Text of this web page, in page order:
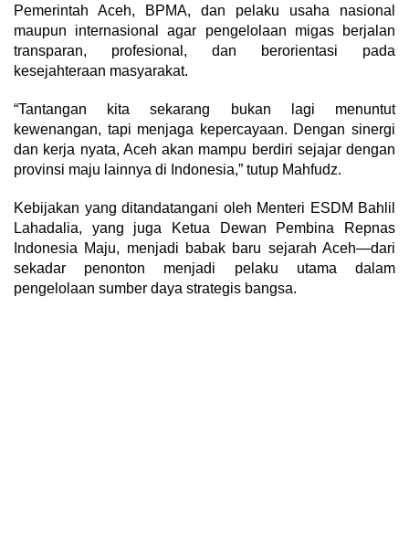
Pemerintah Aceh, BPMA, dan pelaku usaha nasional
maupun internasional agar pengelolaan migas berjalan
transparan, profesional, dan berorientasi pada
kesejahteraan masyarakat.
“Tantangan kita sekarang bukan lagi menuntut
kewenangan, tapi menjaga kepercayaan. Dengan sinergi
dan kerja nyata, Aceh akan mampu berdiri sejajar dengan
provinsi maju lainnya di Indonesia,” tutup Mahfudz.
Kebijakan yang ditandatangani oleh Menteri ESDM Bahlil
Lahadalia, yang juga Ketua Dewan Pembina Repnas
Indonesia Maju, menjadi babak baru sejarah Aceh—dari
sekadar penonton menjadi pelaku utama dalam
pengelolaan sumber daya strategis bangsa.